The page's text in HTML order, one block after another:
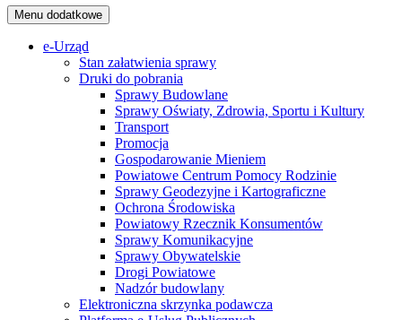
Menu dodatkowe
e-Urząd
Stan załatwienia sprawy
Druki do pobrania
Sprawy Budowlane
Sprawy Oświaty, Zdrowia, Sportu i Kultury
Transport
Promocja
Gospodarowanie Mieniem
Powiatowe Centrum Pomocy Rodzinie
Sprawy Geodezyjne i Kartograficzne
Ochrona Środowiska
Powiatowy Rzecznik Konsumentów
Sprawy Komunikacyjne
Sprawy Obywatelskie
Drogi Powiatowe
Nadzór budowlany
Elektroniczna skrzynka podawcza